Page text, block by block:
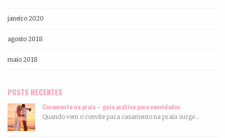
janeiro 2020
agosto 2018
maio 2018
POSTS RECENTES
Casamento na praia – guia prático para convidados
Quando vem o convite para casamento na praia surge...